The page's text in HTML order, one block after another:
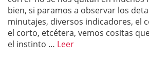
bien, si paramos a observar los
minutajes, diversos indicadores, el
el corto, etcétera, vemos cositas
el instinto … Leer